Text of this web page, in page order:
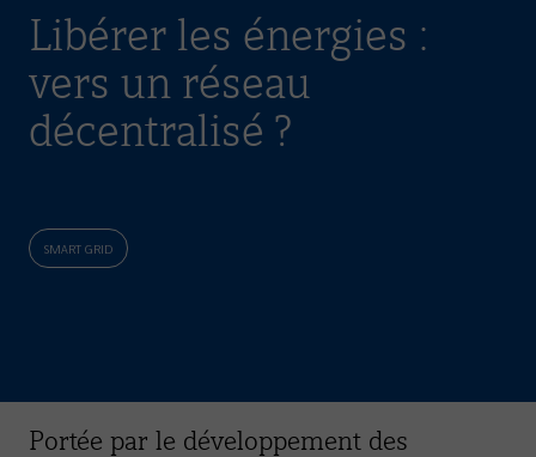
Libérer les énergies :
vers un réseau
décentralisé ?
SMART GRID
Portée par le développement des